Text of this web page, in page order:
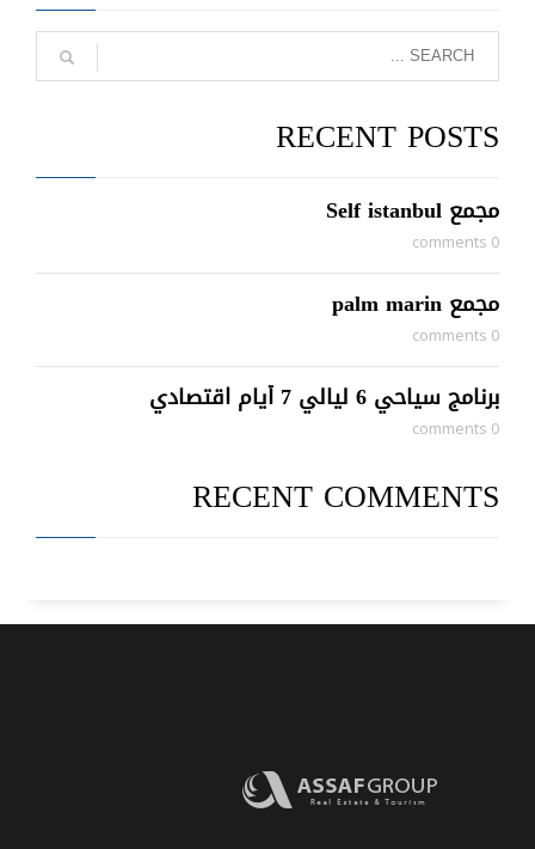
RECENT POSTS
مجمع Self istanbul
0 comments
مجمع palm marin
0 comments
برنامج سياحي 6 ليالي 7 أيام اقتصادي
0 comments
RECENT COMMENTS